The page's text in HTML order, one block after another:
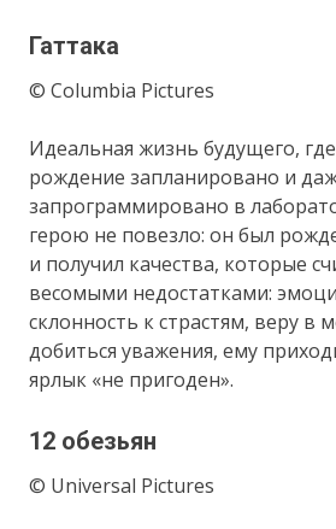
Гаттака
© Columbia Pictures
Идеальная жизнь будущего,
рождение запланировано и
запрограммировано в
герою не повезло: он был
и получил качества, которые
весомыми недостатками:
склонность к страстям, веру в
добиться уважения, ему
ярлык «не пригоден».
12 обезьян
© Universal Pictures